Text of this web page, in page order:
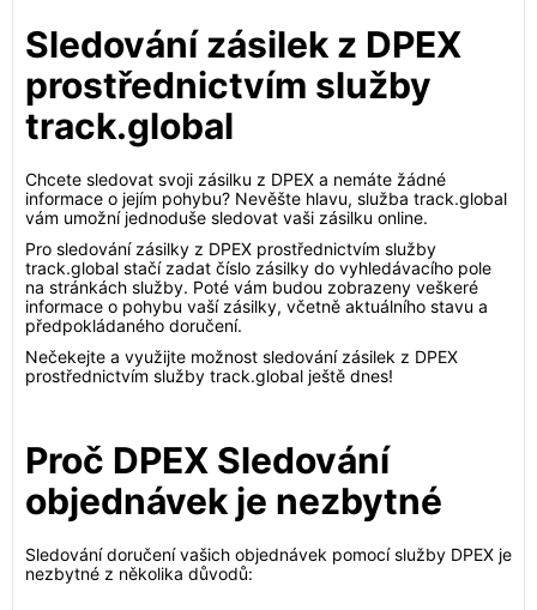
Sledování zásilek z DPEX
prostřednictvím služby
track.global
Chcete sledovat svoji zásilku z DPEX a nemáte žádné
informace o jejím pohybu? Nevěšte hlavu, služba track.global
vám umožní jednoduše sledovat vaši zásilku online.
Pro sledování zásilky z DPEX prostřednictvím služby
track.global stačí zadat číslo zásilky do vyhledávacího pole
na stránkách služby. Poté vám budou zobrazeny veškeré
informace o pohybu vaší zásilky, včetně aktuálního stavu a
předpokládaného doručení.
Nečekejte a využijte možnost sledování zásilek z DPEX
prostřednictvím služby track.global ještě dnes!
Proč DPEX Sledování
objednávek je nezbytné
Sledování doručení vašich objednávek pomocí služby DPEX je
nezbytné z několika důvodů: